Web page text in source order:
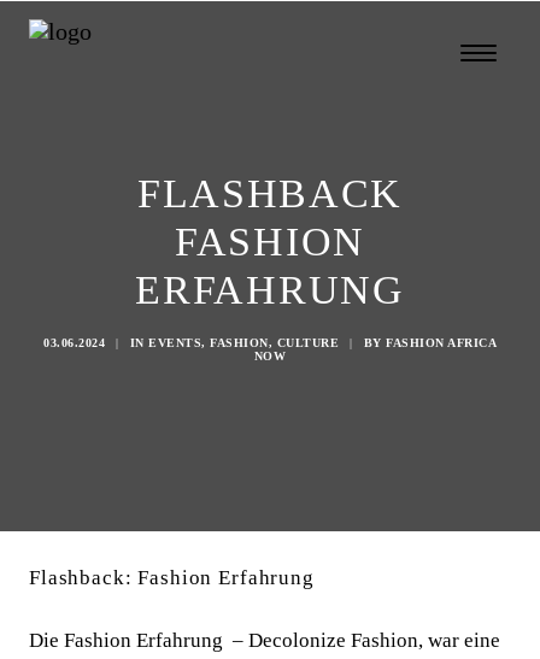
FLASHBACK
FASHION
ERFAHRUNG
03.06.2024 | IN EVENTS, FASHION, CULTURE | BY FASHION AFRICA
NOW
Flashback: Fashion Erfahrung
Die Fashion Erfahrung – Decolonize Fashion, war eine